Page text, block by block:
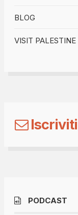
BLOG
VISIT PALESTINE
Iscriviti
PODCAST